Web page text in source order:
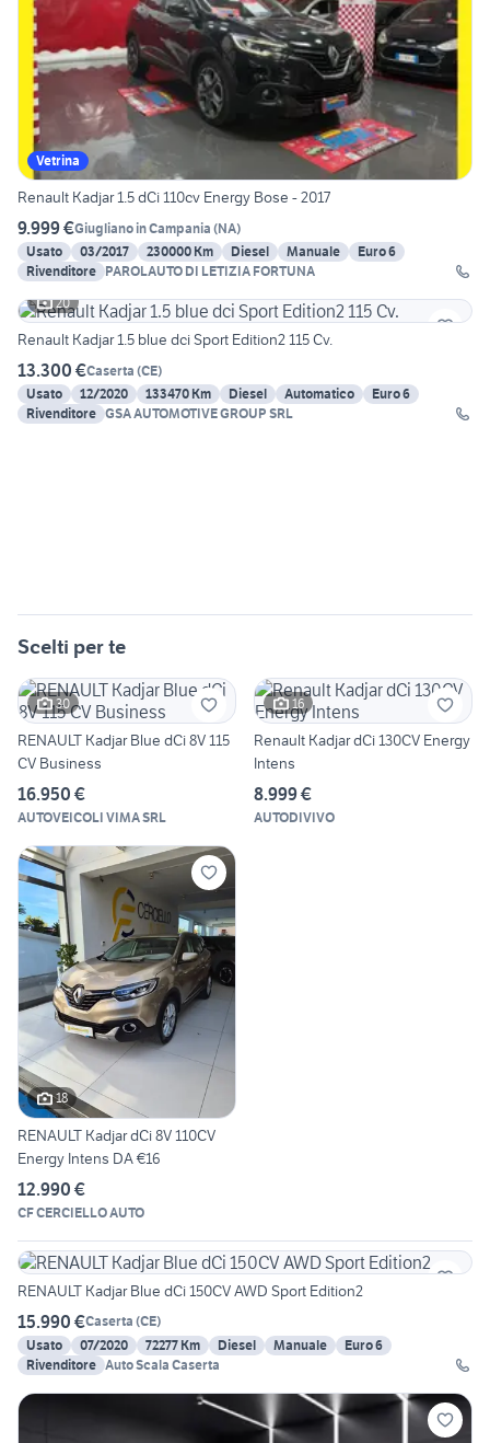
Vetrina
Renault Kadjar 1.5 dCi 110cv Energy Bose - 2017
9.999 €Giugliano in Campania (NA)
Usato
03/2017 230000 Km Diesel Manuale
Euro 6
Rivenditore PAROLAUTO DI LETIZIA FORTUNA
20
Renault Kadjar 1.5 blue dci Sport Edition2 115 Cv.
13.300 €Caserta (CE)
Usato
12/2020 133470 Km Diesel Automatico
Euro 6
Rivenditore GSA AUTOMOTIVE GROUP SRL
Scelti per te
30
RENAULT Kadjar Blue dCi 8V 115
CV Business
16.950 €
AUTOVEICOLI VIMA SRL
16
Renault Kadjar dCi 130CV Energy
Intens
8.999 €
AUTODIVIVO
18
RENAULT Kadjar dCi 8V 110CV
Energy Intens DA €16
12.990 €
CF CERCIELLO AUTO
RENAULT Kadjar Blue dCi 150CV AWD Sport Edition2
15.990 €Caserta (CE)
Usato
07/2020 72277 Km Diesel Manuale
Euro 6
Rivenditore Auto Scala Caserta